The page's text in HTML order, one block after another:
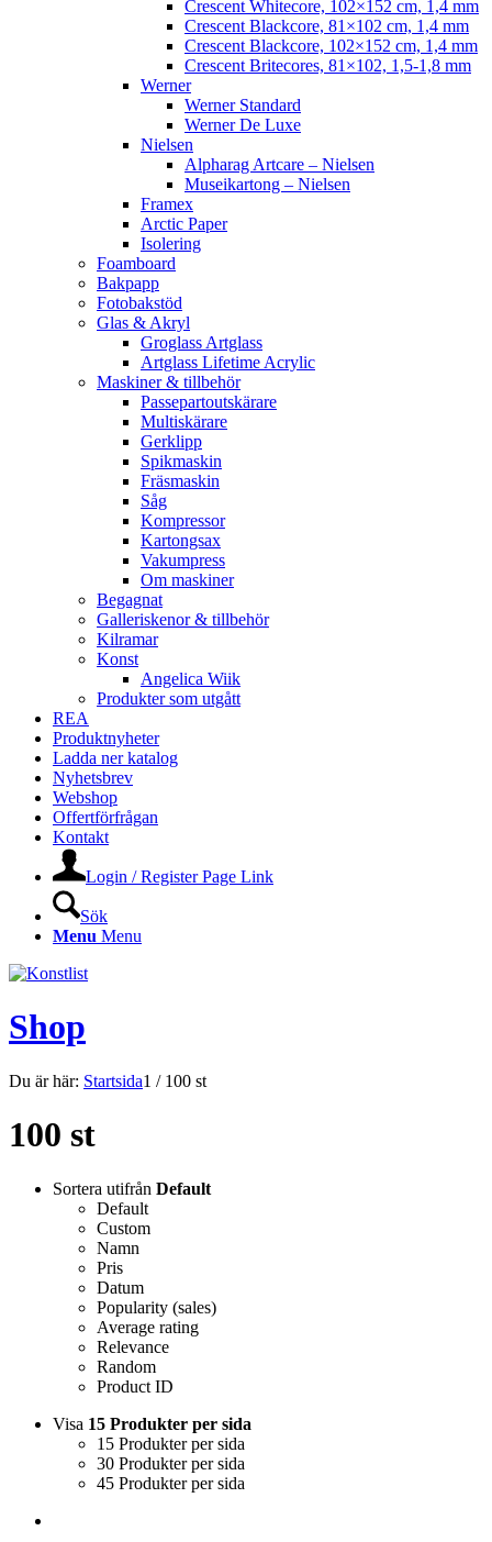
Crescent Whitecore, 102×152 cm, 1,4 mm
Crescent Blackcore, 81×102 cm, 1,4 mm
Crescent Blackcore, 102×152 cm, 1,4 mm
Crescent Britecores, 81×102, 1,5-1,8 mm
Werner
Werner Standard
Werner De Luxe
Nielsen
Alpharag Artcare – Nielsen
Museikartong – Nielsen
Framex
Arctic Paper
Isolering
Foamboard
Bakpapp
Fotobakstöd
Glas & Akryl
Groglass Artglass
Artglass Lifetime Acrylic
Maskiner & tillbehör
Passepartoutskärare
Multiskärare
Gerklipp
Spikmaskin
Fräsmaskin
Såg
Kompressor
Kartongsax
Vakumpress
Om maskiner
Begagnat
Galleriskenor & tillbehör
Kilramar
Konst
Angelica Wiik
Produkter som utgått
REA
Produktnyheter
Ladda ner katalog
Nyhetsbrev
Webshop
Offertförfrågan
Kontakt
Login / Register Page Link
Sök
Menu Menu
Shop
Du är här: Startsida1 / 100 st
100 st
Sortera utifrån Default
Default
Custom
Namn
Pris
Datum
Popularity (sales)
Average rating
Relevance
Random
Product ID
Visa 15 Produkter per sida
15 Produkter per sida
30 Produkter per sida
45 Produkter per sida